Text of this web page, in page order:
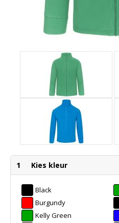
1 Kies kleur
Black
Burgundy
Kelly Green